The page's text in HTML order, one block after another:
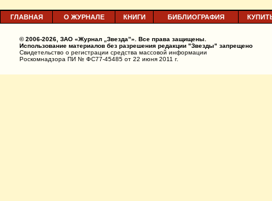
ГЛАВНАЯ О ЖУРНАЛЕ КНИГИ БИБЛИОГРАФИЯ
© 2006-2026, ЗАО «Журнал „Звезда”». Все права защищены.
Использование материалов без разрешения редакции "Звезды" запрещено
Свидетельство о регистрации средства массовой информации
Роскомнадзора ПИ № ФС77-45485 от 22 июня 2011 г.